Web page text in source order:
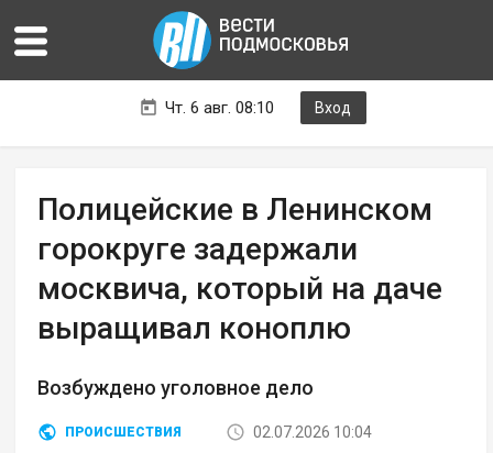
Чт. 6 авг. 08:10 Вход
Полицейские в Ленинском
горокруге задержали
москвича, который на даче
выращивал коноплю
Возбуждено уголовное дело
ПРОИСШЕСТВИЯ
02.07.2026 10:04